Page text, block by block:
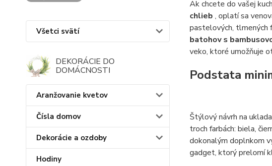
Všetci svätí
DEKORÁCIE DO
DOMÁCNOSTI
Aranžovanie kvetov
Čísla domov
Dekorácie a ozdoby
Hodiny
Ak chcete do vašej
chlieb , oplatí sa
pastelových, tlmených
batohov s
veko, ktoré umožňuje
Podstata
Štýlový návrh na
troch farbách: biela,
dokonalým doplnkom
gadget, ktorý prelomí